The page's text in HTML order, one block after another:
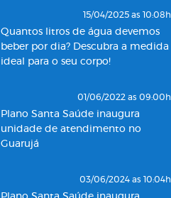
15/04/2025 as 10:08h
Quantos litros de água devemos
beber por dia? Descubra a medida
ideal para o seu corpo!
01/06/2022 as 09:00h
Plano Santa Saúde inaugura
unidade de atendimento no
Guarujá
03/06/2024 as 10:04h